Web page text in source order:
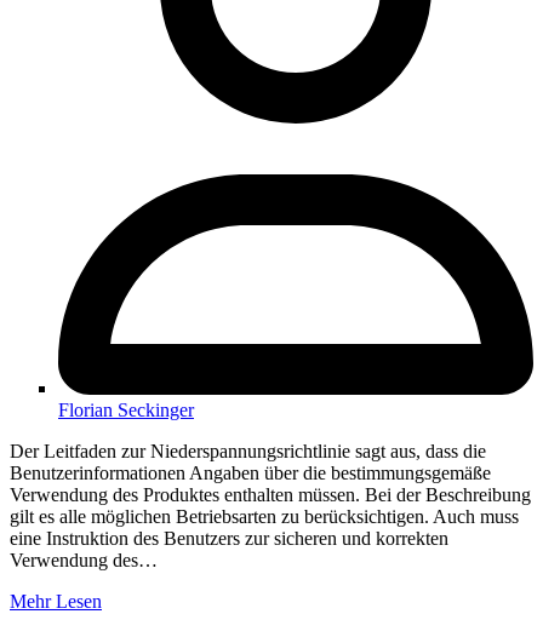
Florian Seckinger
Der Leitfaden zur Niederspannungsrichtlinie sagt aus, dass die
Benutzerinformationen Angaben über die bestimmungsgemäße
Verwendung des Produktes enthalten müssen. Bei der Beschreibung
gilt es alle möglichen Betriebsarten zu berücksichtigen. Auch muss
eine Instruktion des Benutzers zur sicheren und korrekten
Verwendung des…
Mehr Lesen